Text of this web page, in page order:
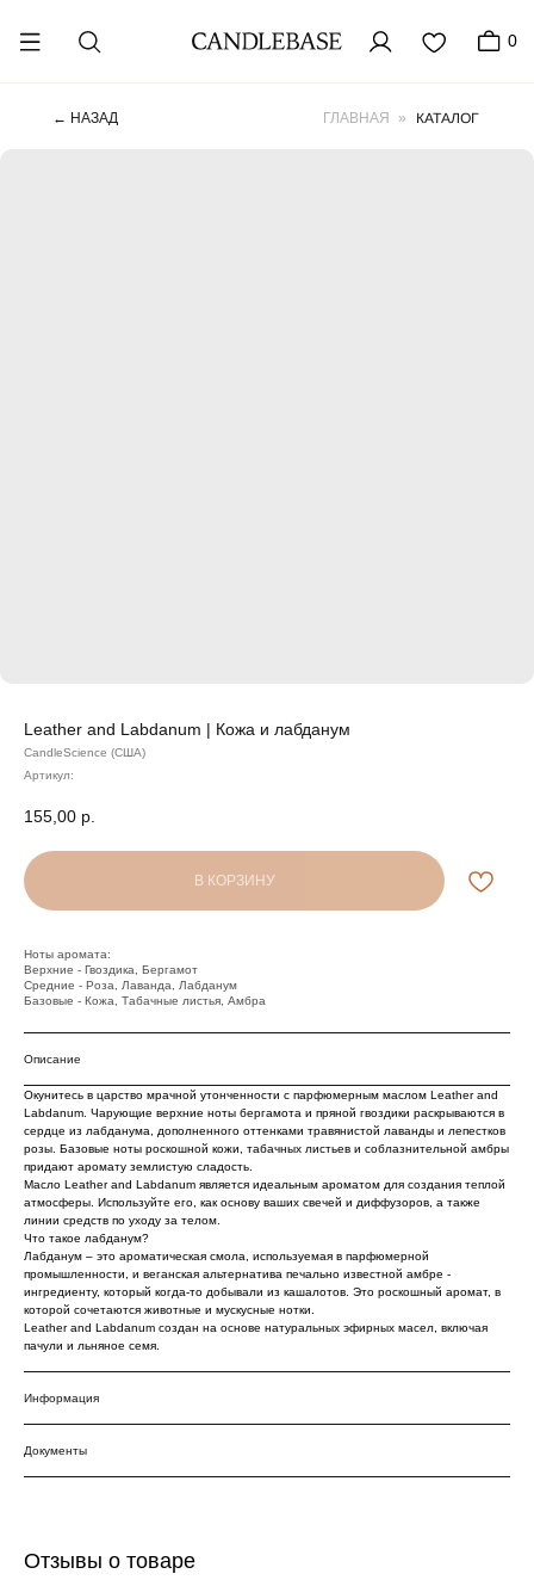
← НАЗАД ГЛАВНАЯ КАТАЛОГ
»
Leather and Labdanum | Кожа и лабданум
CandleScience (США)
Артикул:
155,00 р.
В КОРЗИНУ
Ноты аромата:
Верхние - Гвоздика, Бергамот
Средние - Роза, Лаванда, Лабданум
Базовые - Кожа, Табачные листья, Амбра
Описание
Окунитесь в царство мрачной утонченности с парфюмерным маслом Leather and
Labdanum. Чарующие верхние ноты бергамота и пряной гвоздики раскрываются в
сердце из лабданума, дополненного оттенками травянистой лаванды и лепестков
розы. Базовые ноты роскошной кожи, табачных листьев и соблазнительной амбры
придают аромату землистую сладость.
Масло Leather and Labdanum является идеальным ароматом для создания теплой
атмосферы. Используйте его, как основу ваших свечей и диффузоров, а также
линии средств по уходу за телом.
Что такое лабданум?
Лабданум – это ароматическая смола, используемая в парфюмерной
промышленности, и веганская альтернатива печально известной амбре -
ингредиенту, который когда-то добывали из кашалотов. Это роскошный аромат, в
которой сочетаются животные и мускусные нотки.
Leather and Labdanum создан на основе натуральных эфирных масел, включая
пачули и льняное семя.
Информация
Документы
Отзывы о товаре